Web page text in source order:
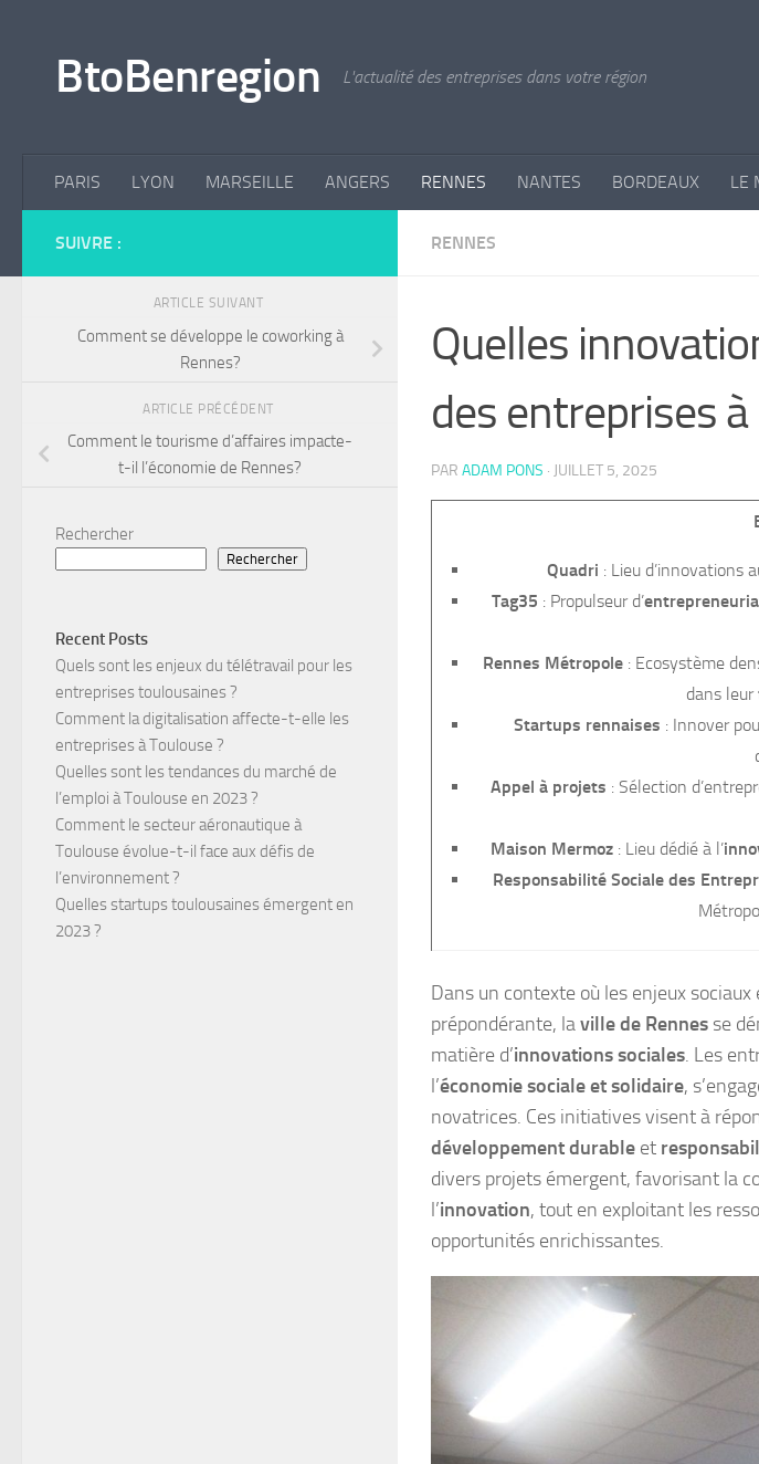
BtoBenregion L'actualité des entreprises dans votre région
PARIS LYON MARSEILLE ANGERS RENNES NANTES BORDEAUX LE
RENNES
Quelles
des entreprises à
PAR ADAM PONS · JUILLET 5, 2025
Quadri : Lieu d’innovations
Tag35 : Propulseur d’
Rennes Métropole: Ecosystème
dans leur
Startups rennaises : Innover
Appel à projets : Sélection
Maison Mermoz : Lieu dédié à l’
Responsabilité Sociale des
Dans un contexte où les enjeux
prépondérante, laville de Rennes se
matière d’innovations sociales. Les
l’économie sociale et solidaire,
novatrices. Ces initiatives visent à
développement durable et
divers projets émergent, favorisant la
l’innovation, tout en exploitant les
opportunités enrichissantes.
SUIVRE :
ARTICLE SUIVANT
Comment se développe le coworking à
Rennes?
ARTICLE PRÉCÉDENT
Comment le tourisme d’affaires impacte-
t-il l’économie de Rennes?
Rechercher
Rechercher
Recent Posts
Quels sont les enjeux du télétravail pour les
entreprises toulousaines ?
Comment la digitalisation affecte-t-elle les
entreprises à Toulouse ?
Quelles sont les tendances du marché de
l’emploi à Toulouse en 2023 ?
Comment le secteur aéronautique à
Toulouse évolue-t-il face aux défis de
l’environnement ?
Quelles startups toulousaines émergent en
2023 ?